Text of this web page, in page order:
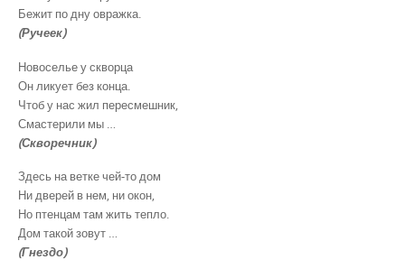
Бежит по дну овражка.
(Ручеек)
Новоселье у скворца
Он ликует без конца.
Чтоб у нас жил пересмешник,
Смастерили мы …
(Скворечник)
Здесь на ветке чей-то дом
Ни дверей в нем, ни окон,
Но птенцам там жить тепло.
Дом такой зовут …
(Гнездо)